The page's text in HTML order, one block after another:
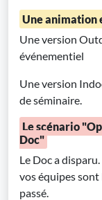
Une animation
Une version
événementiel
Une version
de séminaire.
Le scénario
Doc"
Le Doc a
vos équipes sont
passé.